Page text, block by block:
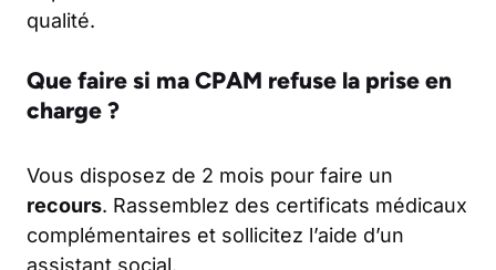
qualité.
Que faire si ma CPAM refuse la prise en
charge ?
Vous disposez de 2 mois pour faire un
recours. Rassemblez des certificats médicaux
complémentaires et sollicitez l’aide d’un